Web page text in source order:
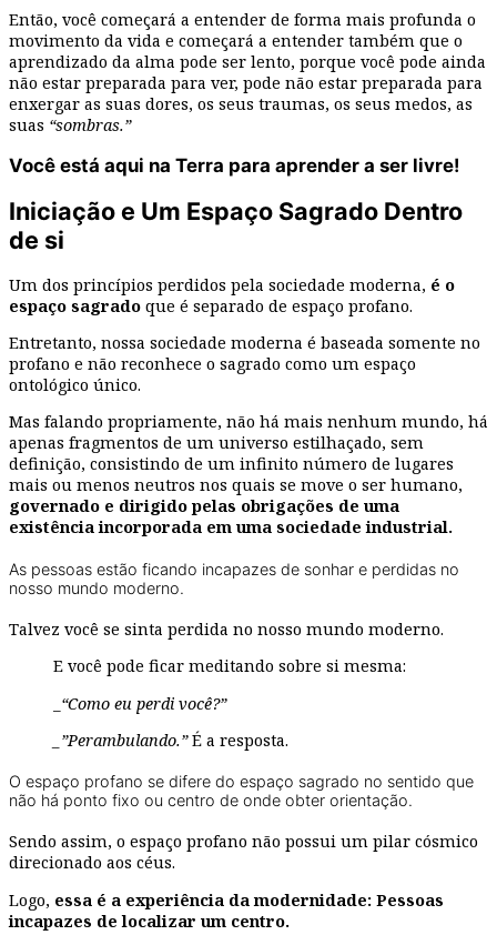
Então, você começará a entender de forma mais profunda o
movimento da vida e começará a entender também que o
aprendizado da alma pode ser lento, porque você pode ainda
não estar preparada para ver, pode não estar preparada para
enxergar as suas dores, os seus traumas, os seus medos, as
suas “sombras.”
Você está aqui na Terra para aprender a ser livre!
Iniciação e Um Espaço Sagrado Dentro
de si
Um dos princípios perdidos pela sociedade moderna, é o
espaço sagrado que é separado de espaço profano.
Entretanto, nossa sociedade moderna é baseada somente no
profano e não reconhece o sagrado como um espaço
ontológico único.
Mas falando propriamente, não há mais nenhum mundo, há
apenas fragmentos de um universo estilhaçado, sem
definição, consistindo de um infinito número de lugares
mais ou menos neutros nos quais se move o ser humano,
governado e dirigido pelas obrigações de uma
existência incorporada em uma sociedade industrial.
As pessoas estão ficando incapazes de sonhar e perdidas no
nosso mundo moderno.
Talvez você se sinta perdida no nosso mundo moderno.
E você pode ficar meditando sobre si mesma:
“Como eu perdi você?”
_”Perambulando.”É a resposta.
O espaço profano se difere do espaço sagrado no sentido que
não há ponto fixo ou centro de onde obter orientação.
Sendo assim, o espaço profano não possui um pilar cósmico
direcionado aos céus.
Logo, essa é a experiência da modernidade: Pessoas
incapazes de localizar um centro.